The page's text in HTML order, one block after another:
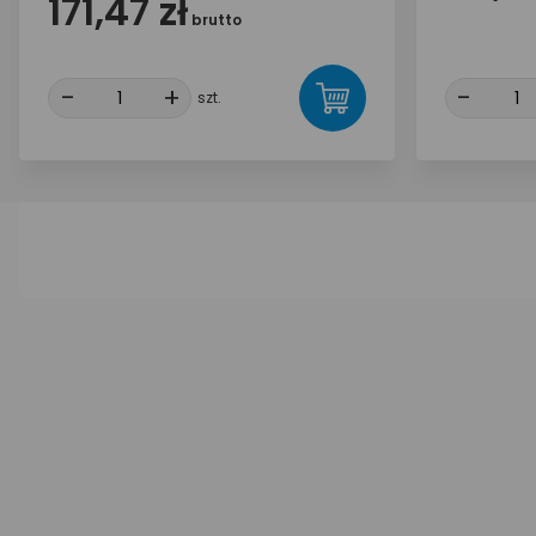
171,47 zł brutto
- + +
szt. -